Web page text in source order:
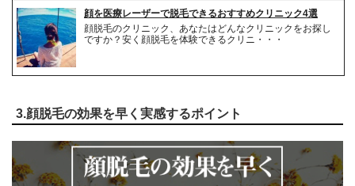
顔を医療レーザーで脱毛できるおすすめクリニック4選
顔脱毛のクリニック、あなたはどんなクリニックをお探し
ですか？安く顔脱毛を体験できるクリニ・・・
3.顔脱毛の効果を早く実感するポイント